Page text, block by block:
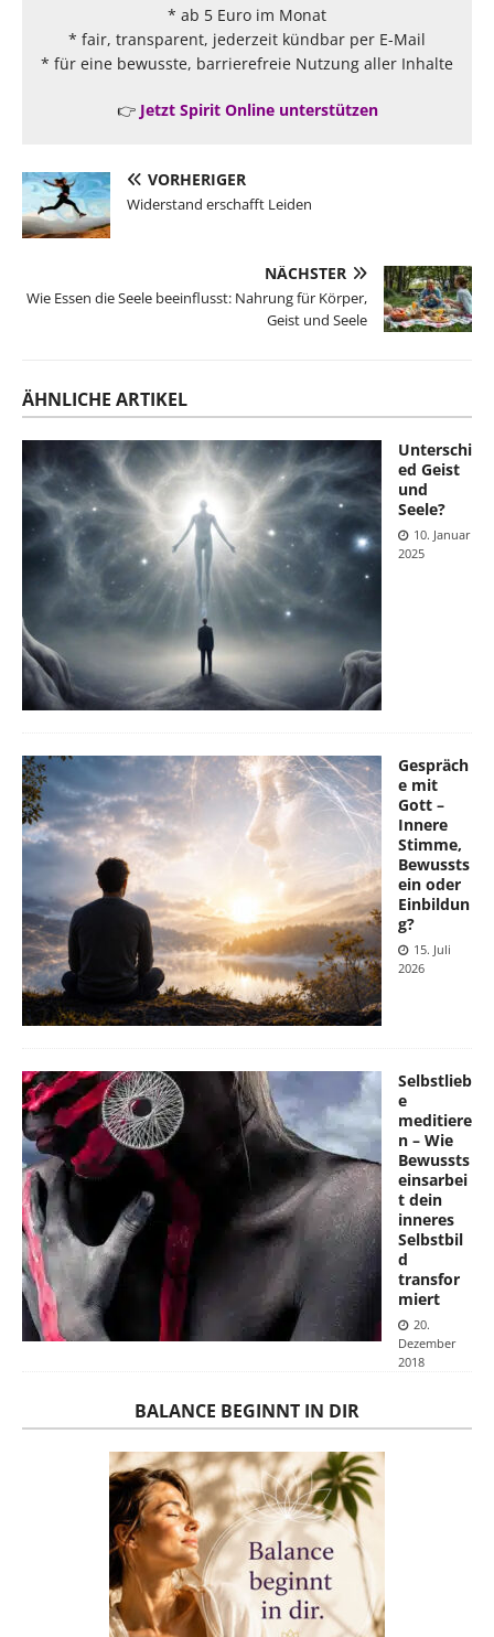
* ab 5 Euro im Monat
* fair, transparent, jederzeit kündbar per E-Mail
* für eine bewusste, barrierefreie Nutzung aller Inhalte
👉 Jetzt Spirit Online unterstützen
VORHERIGER
Widerstand erschafft Leiden
NÄCHSTER
Wie Essen die Seele beeinflusst: Nahrung für Körper,
Geist und Seele
ÄHNLICHE ARTIKEL
Unterschi
ed Geist
und
Seele?
10. Januar
2025
Gespräch
e mit
Gott –
Innere
Stimme,
Bewussts
ein oder
Einbildun
g?
15. Juli
2026
Selbstlieb
e
meditiere
n – Wie
Bewussts
einsarbei
t dein
inneres
Selbstbil
d
transfor
miert
20.
Dezember
2018
BALANCE BEGINNT IN DIR